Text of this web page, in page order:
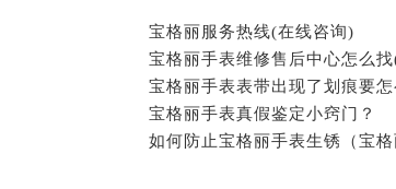
格丽售后服务中心（需提前预约）
渤海大街交叉口宝格丽售后服务中心（需提前预
号亨得利名表维修授权店1楼宝格丽售后服务中
号亨得利名表维修授权店1楼宝格丽售后服务中
宝格丽服务热线(在线咨询)
宝格丽手表表带出现了划痕要怎
宝格丽手表真假鉴定小窍门？
如何防止宝格丽手表生锈（宝格